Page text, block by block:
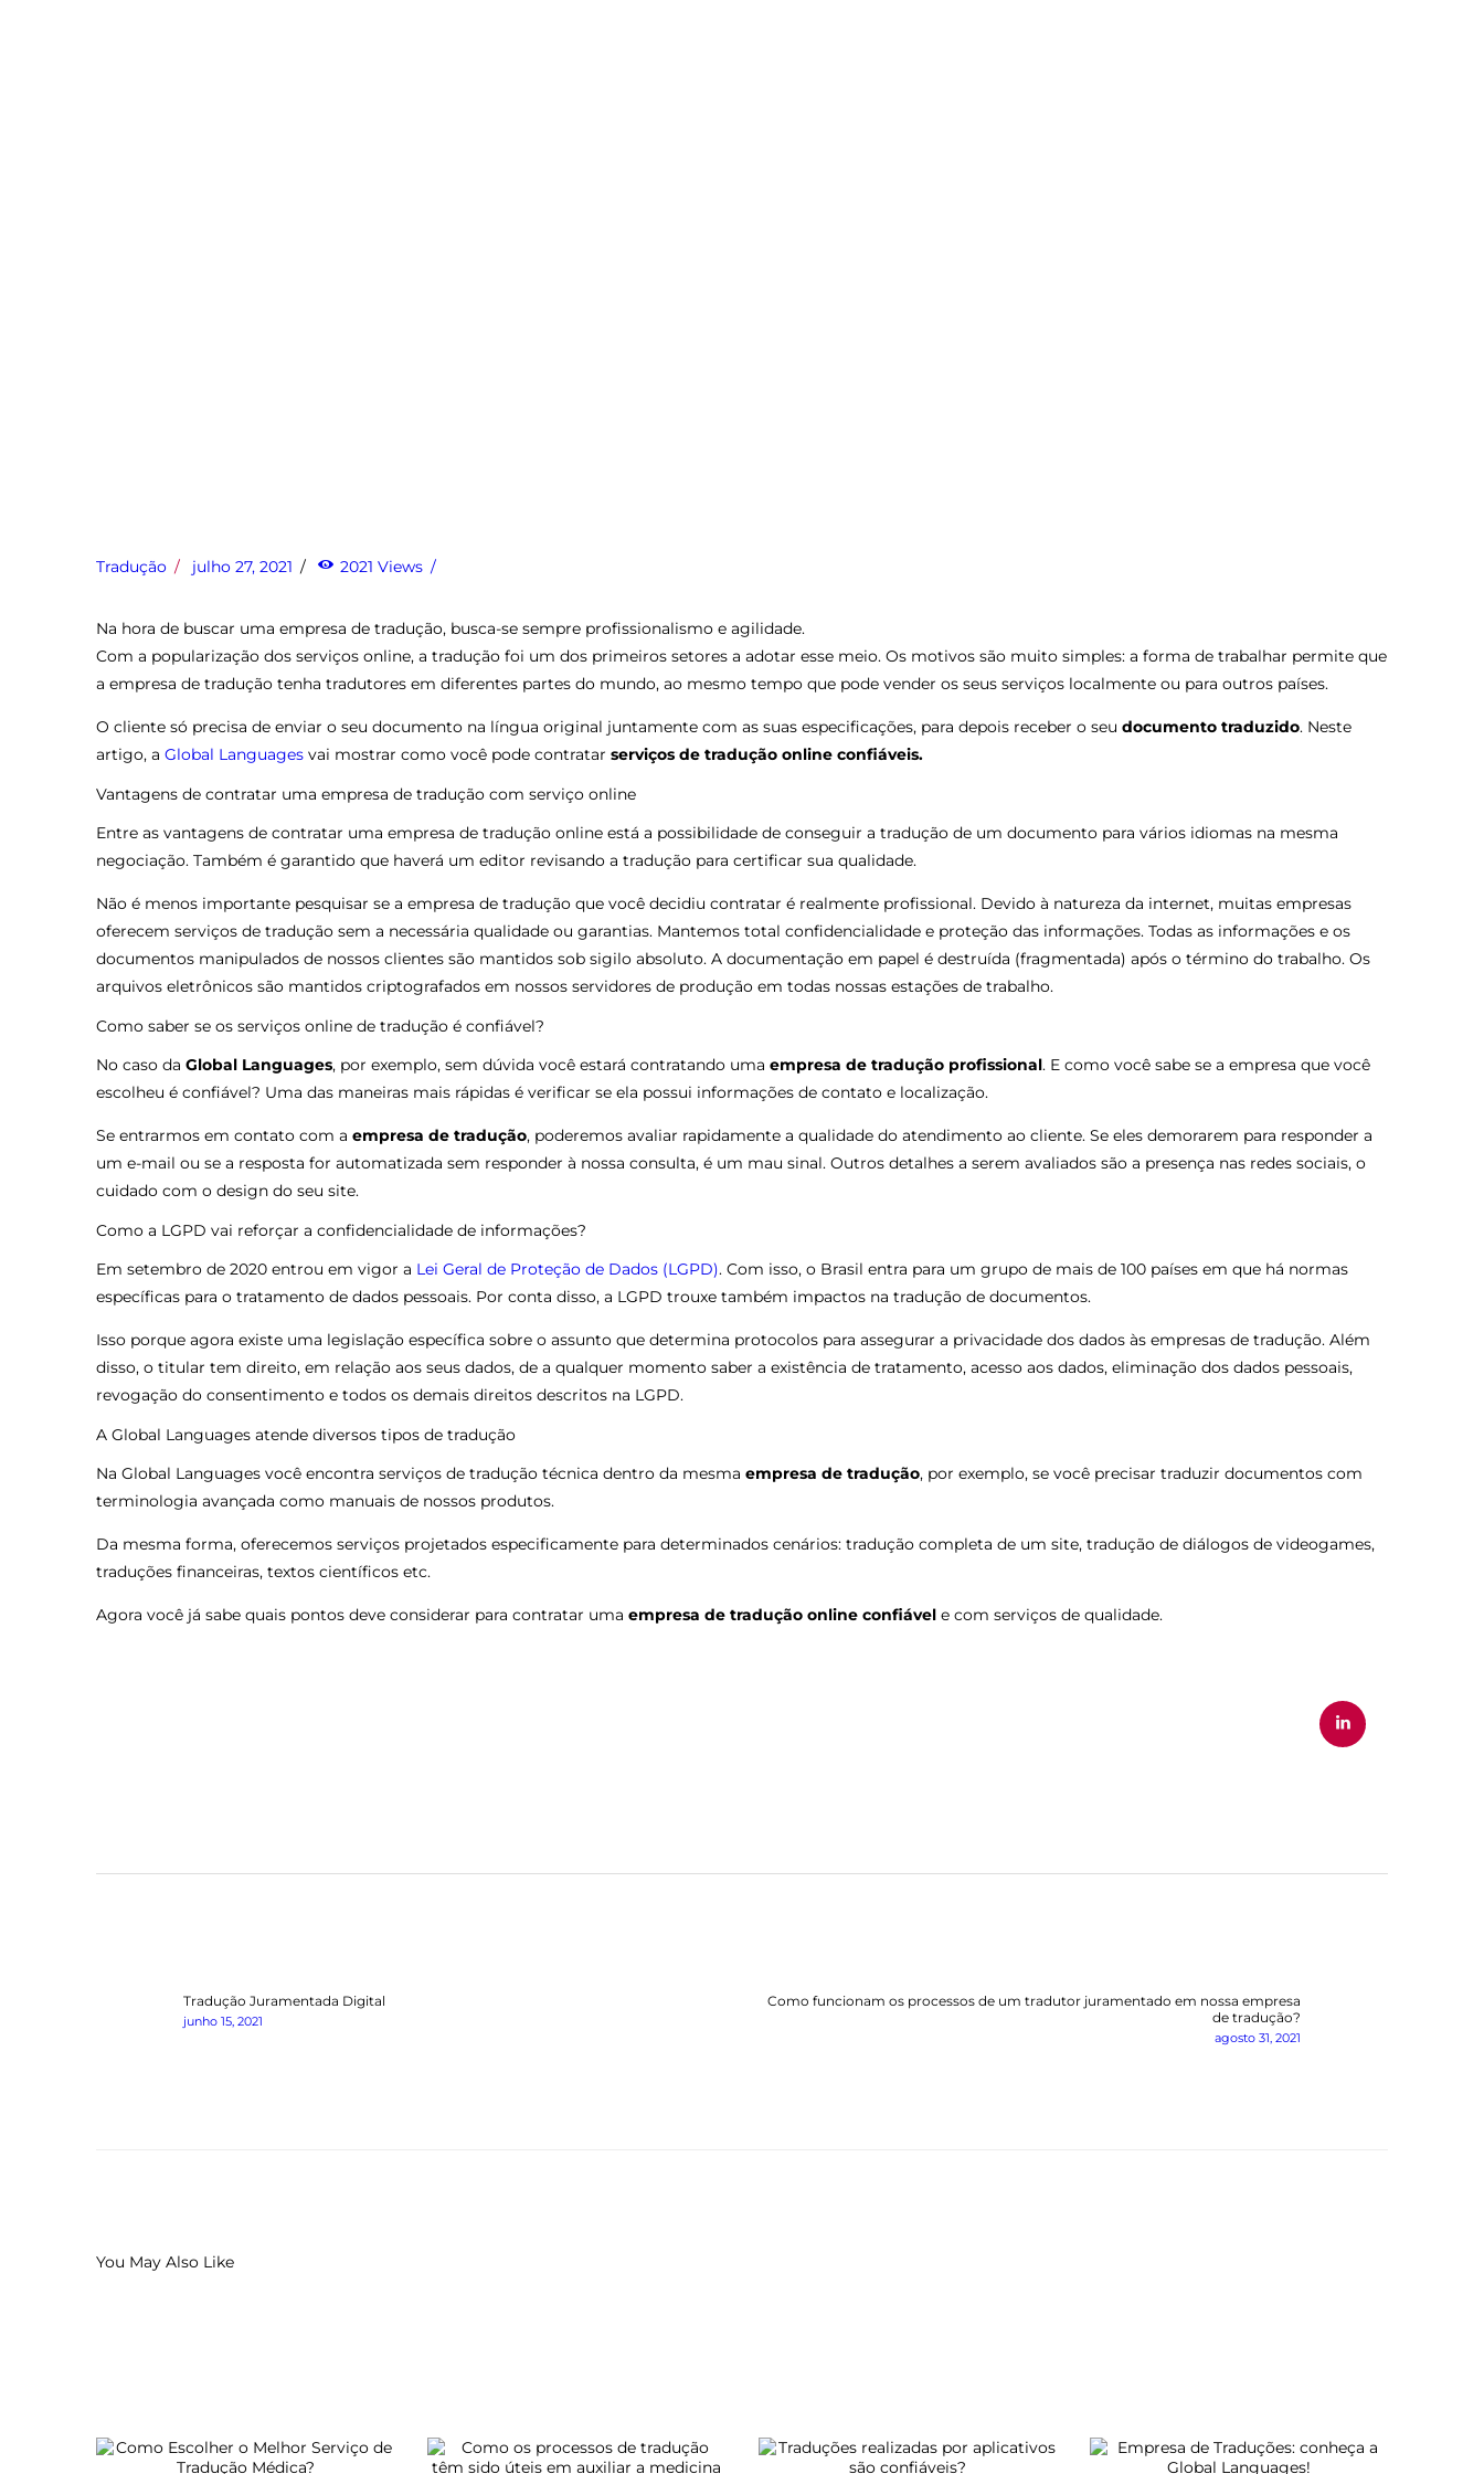
Tradução julho 27, 2021 2021 Views
Na hora de buscar uma empresa de tradução, busca-se sempre profissionalismo e agilidade.
Com a popularização dos serviços online, a tradução foi um dos primeiros setores a adotar esse meio. Os motivos são muito simples: a forma de trabalhar permite que
a empresa de tradução tenha tradutores em diferentes partes do mundo, ao mesmo tempo que pode vender os seus serviços localmente ou para outros países.
O cliente só precisa de enviar o seu documento na língua original juntamente com as suas especificações, para depois receber o seu documento traduzido. Neste
artigo, a Global Languages vai mostrar como você pode contratar serviços de tradução online confiáveis.
Vantagens de contratar uma empresa de tradução com serviço online
Entre as vantagens de contratar uma empresa de tradução online está a possibilidade de conseguir a tradução de um documento para vários idiomas na mesma
negociação. Também é garantido que haverá um editor revisando a tradução para certificar sua qualidade.
Não é menos importante pesquisar se a empresa de tradução que você decidiu contratar é realmente profissional. Devido à natureza da internet, muitas empresas
oferecem serviços de tradução sem a necessária qualidade ou garantias. Mantemos total confidencialidade e proteção das informações. Todas as informações e os
documentos manipulados de nossos clientes são mantidos sob sigilo absoluto. A documentação em papel é destruída (fragmentada) após o término do trabalho. Os
arquivos eletrônicos são mantidos criptografados em nossos servidores de produção em todas nossas estações de trabalho.
Como saber se os serviços online de tradução é confiável?
No caso da Global Languages, por exemplo, sem dúvida você estará contratando uma empresa de tradução profissional. E como você sabe se a empresa que você
escolheu é confiável? Uma das maneiras mais rápidas é verificar se ela possui informações de contato e localização.
Se entrarmos em contato com a empresa de tradução, poderemos avaliar rapidamente a qualidade do atendimento ao cliente. Se eles demorarem para responder a
um e-mail ou se a resposta for automatizada sem responder à nossa consulta, é um mau sinal. Outros detalhes a serem avaliados são a presença nas redes sociais, o
cuidado com o design do seu site.
Como a LGPD vai reforçar a confidencialidade de informações?
Em setembro de 2020 entrou em vigor a Lei Geral de Proteção de Dados (LGPD). Com isso, o Brasil entra para um grupo de mais de 100 países em que há normas
específicas para o tratamento de dados pessoais. Por conta disso, a LGPD trouxe também impactos na tradução de documentos.
Isso porque agora existe uma legislação específica sobre o assunto que determina protocolos para assegurar a privacidade dos dados às empresas de tradução. Além
disso, o titular tem direito, em relação aos seus dados, de a qualquer momento saber a existência de tratamento, acesso aos dados, eliminação dos dados pessoais,
revogação do consentimento e todos os demais direitos descritos na LGPD.
A Global Languages atende diversos tipos de tradução
Na Global Languages você encontra serviços de tradução técnica dentro da mesma empresa de tradução, por exemplo, se você precisar traduzir documentos com
terminologia avançada como manuais de nossos produtos.
Da mesma forma, oferecemos serviços projetados especificamente para determinados cenários: tradução completa de um site, tradução de diálogos de videogames,
traduções financeiras, textos científicos etc.
Agora você já sabe quais pontos deve considerar para contratar uma empresa de tradução online confiável e com serviços de qualidade.
Previous
post:
Tradução Juramentada Digital
junho 15, 2021
Como funcionam os processos de um tradutor juramentado em nossa empresa
de tradução?
agosto 31, 2021
You May Also Like